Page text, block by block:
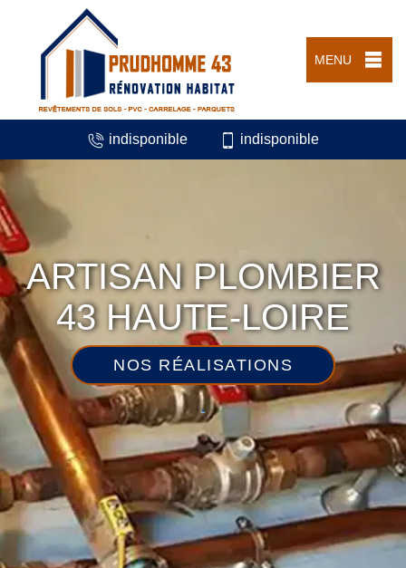
MENU
indisponible indisponible
ARTISAN PLOMBIER
43 HAUTE-LOIRE
NOS RÉALISATIONS